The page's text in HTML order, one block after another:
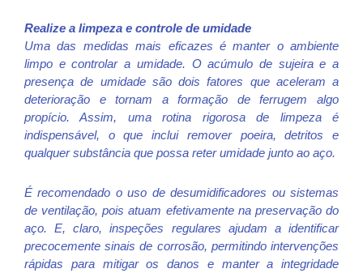
Realize a limpeza e controle de umidade
Uma das medidas mais eficazes é manter o ambiente
limpo e controlar a umidade. O acúmulo de sujeira e a
presença de umidade são dois fatores que aceleram a
deterioração e tornam a formação de ferrugem algo
propício. Assim, uma rotina rigorosa de limpeza é
indispensável, o que inclui remover poeira, detritos e
qualquer substância que possa reter umidade junto ao aço.
É recomendado o uso de desumidificadores ou sistemas
de ventilação, pois atuam efetivamente na preservação do
aço. E, claro, inspeções regulares ajudam a identificar
precocemente sinais de corrosão, permitindo intervenções
rápidas para mitigar os danos e manter a integridade